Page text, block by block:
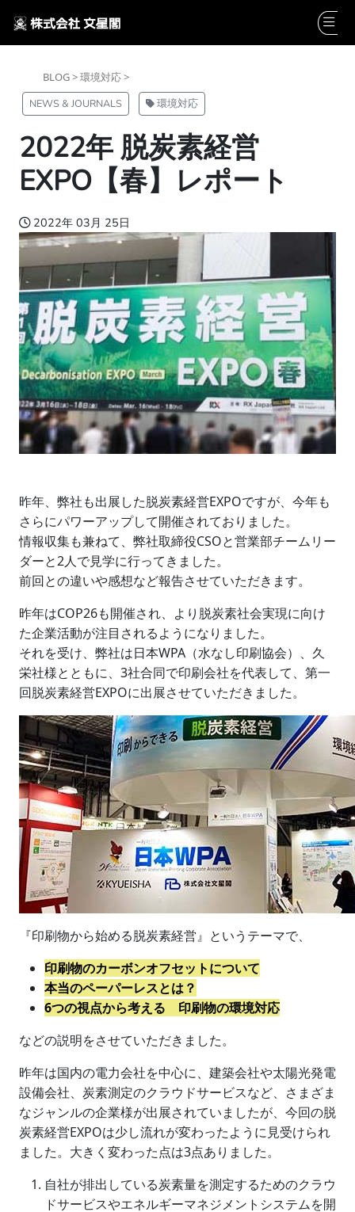
BLOG >環境対応 >
NEWS & JOURNALS 環境対応
2022年 脱炭素経営
EXPO【春】レポート
2022年 03月 25日
昨年、弊社も出展した脱炭素経営EXPOですが、今年も
さらにパワーアップして開催されておりました。
情報収集も兼ねて、弊社取締役CSOと営業部チームリー
ダーと2人で見学に行ってきました。
前回との違いや感想など報告させていただきます。
昨年はCOP26も開催され、より脱炭素社会実現に向け
た企業活動が注目されるようになりました。
それを受け、弊社は日本WPA（水なし印刷協会）、久
栄社様とともに、3社合同で印刷会社を代表して、第一
回脱炭素経営EXPOに出展させていただきました。
『印刷物から始める脱炭素経営』というテーマで、
印刷物のカーボンオフセットについて
本当のペーパーレスとは？
6つの視点から考える 印刷物の環境対応
などの説明をさせていただきました。
昨年は国内の電力会社を中心に、建築会社や太陽光発電
設備会社、炭素測定のクラウドサービスなど、さまざま
なジャンルの企業様が出展されていましたが、今回の脱
炭素経営EXPOは少し流れが変わったように見受けられ
ました。大きく変わった点は3点ありました。
自社が排出している炭素量を測定するためのクラウ
ドサービスやエネルギーマネジメントシステムを開